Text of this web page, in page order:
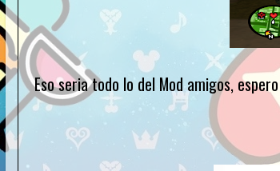
Eso seria todo lo del Mod amigos,